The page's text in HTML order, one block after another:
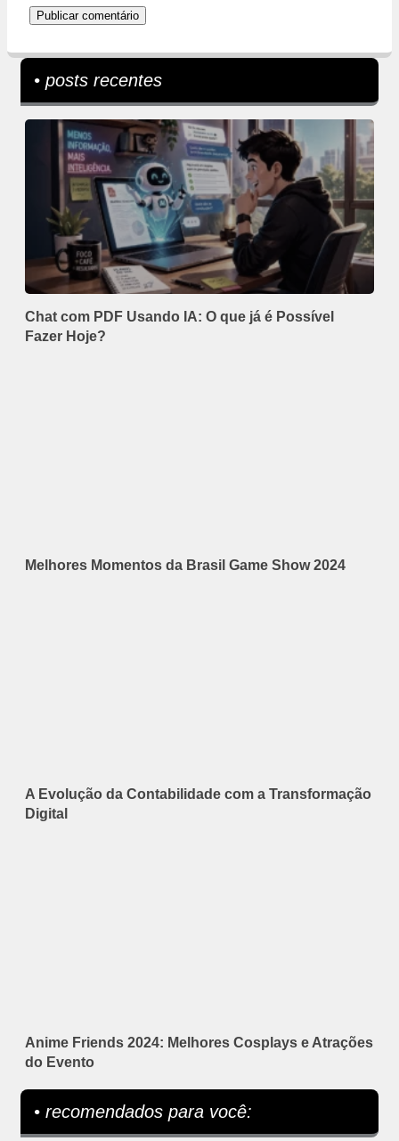
• posts recentes
Chat com PDF Usando IA: O que já é Possível
Fazer Hoje?
Melhores Momentos da Brasil Game Show 2024
A Evolução da Contabilidade com a Transformação
Digital
Anime Friends 2024: Melhores Cosplays e Atrações
do Evento
• recomendados para você: